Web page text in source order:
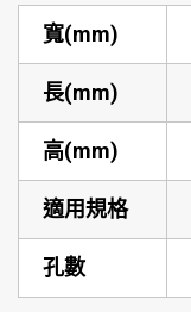
寬(mm)
長(mm)
高(mm)
適用規格
孔數